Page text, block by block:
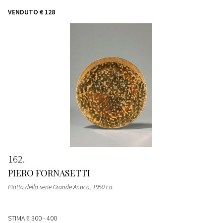
VENDUTO € 128
162
PIERO FORNASETTI
Piatto della serie Grande Antico, 1950 ca.
STIMA€ 300 - 400